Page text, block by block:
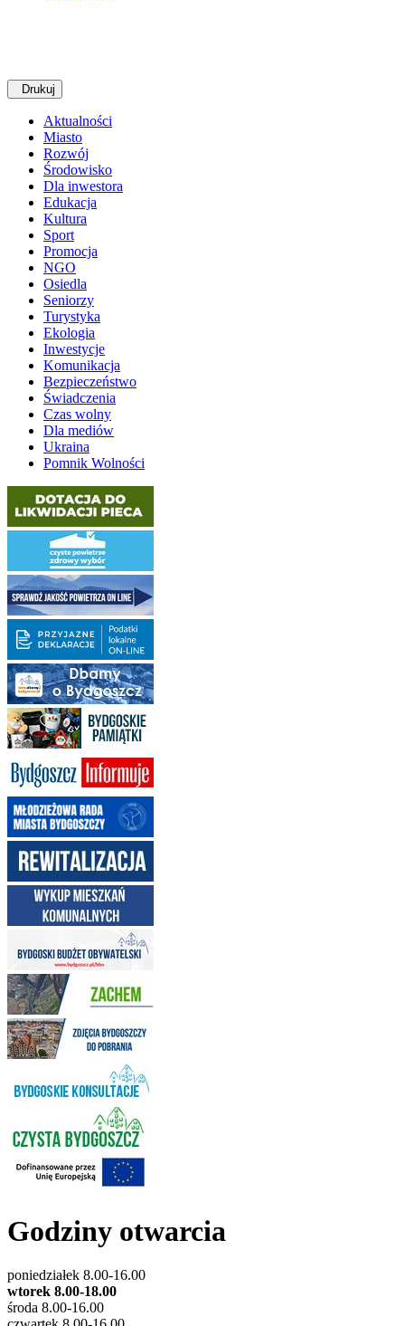
Drukuj
Aktualności
Miasto
Rozwój
Środowisko
Dla inwestora
Edukacja
Kultura
Sport
Promocja
NGO
Osiedla
Seniorzy
Turystyka
Ekologia
Inwestycje
Komunikacja
Bezpieczeństwo
Świadczenia
Czas wolny
Dla mediów
Ukraina
Pomnik Wolności
Godziny otwarcia
poniedziałek 8.00-16.00
wtorek 8.00-18.00
środa 8.00-16.00